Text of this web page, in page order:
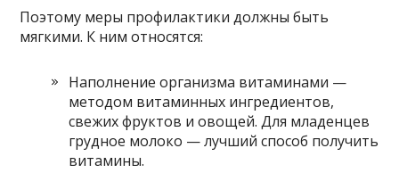
Поэтому меры профилактики должны быть
мягкими. К ним относятся:
Наполнение организма витаминами —
методом витаминных ингредиентов,
свежих фруктов и овощей. Для младенцев
грудное молоко — лучший способ получить
витамины.